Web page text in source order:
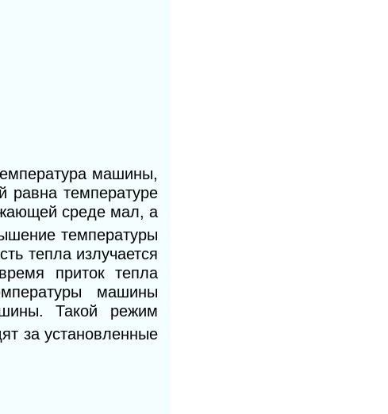
машины,
равна температуре
среде мал, а
температуры
тепла излучается
приток тепла
машины
Такой режим
за установленные